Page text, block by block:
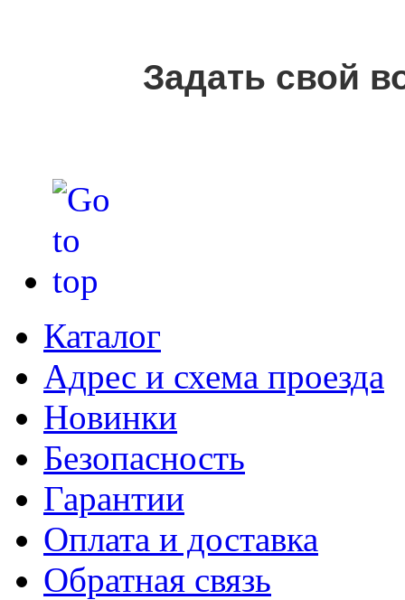
Задать свой
Каталог
Адрес и схема проезда
Новинки
Безопасность
Гарантии
Оплата и доставка
Обратная связь